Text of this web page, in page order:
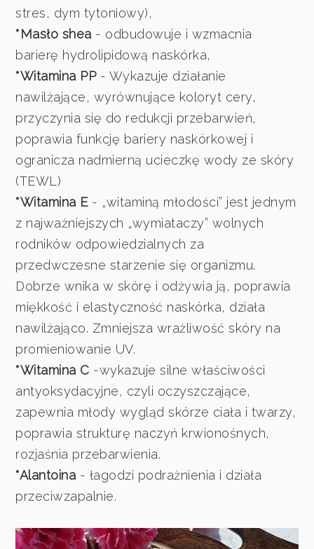
stres, dym tytoniowy),
*Masło shea - odbudowuje i wzmacnia
barierę hydrolipidową naskórka,
*Witamina PP- Wykazuje działanie
nawilżające, wyrównujące koloryt cery,
przyczynia się do redukcji przebarwień,
poprawia funkcję bariery naskórkowej i
ogranicza nadmierną ucieczkę wody ze skóry
(TEWL)
*Witamina E - „witaminą młodości” jest jednym
z najważniejszych „wymiataczy” wolnych
rodników odpowiedzialnych za
przedwczesne starzenie się organizmu.
Dobrze wnika w skórę i odżywia ją, poprawia
miękkość i elastyczność naskórka, działa
nawilżająco. Zmniejsza wrażliwość skóry na
promieniowanie UV.
*Witamina C -wykazuje silne właściwości
antyoksydacyjne, czyli oczyszczające,
zapewnia młody wygląd skórze ciała i twarzy,
poprawia strukturę naczyń krwionośnych,
rozjaśnia przebarwienia.
*Alantoina - łagodzi podrażnienia i działa
przeciwzapalnie.